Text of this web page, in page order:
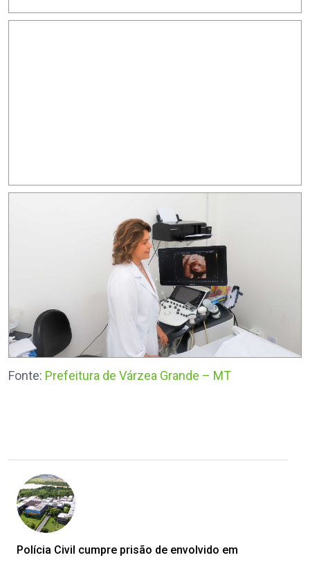
Fonte: Prefeitura de Várzea Grande – MT
Polícia Civil cumpre prisão de envolvido em